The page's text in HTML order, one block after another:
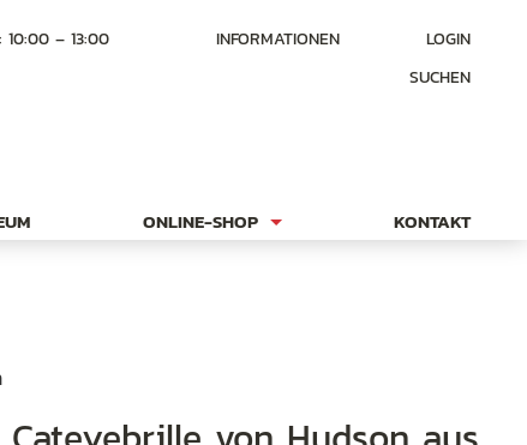
10:00 – 13:00 INFORMATIONEN
LOGIN
SUCHEN
ONLINE-SHOP KONTAKT